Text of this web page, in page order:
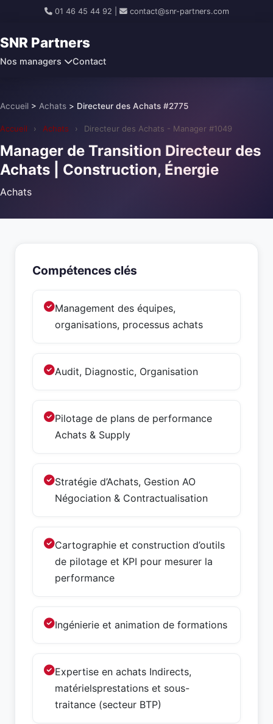
01 46 45 44 92 contact@snr-partners.com
SNR Partners
Nos managers Contact
Accueil > Achats > Directeur des Achats #2775
Accueil › Achats › Directeur des Achats - Manager #1049
Manager de Transition Directeur des
Achats | Construction, Énergie
Achats
Compétences clés
Management des équipes,
organisations, processus achats
Audit, Diagnostic, Organisation
Pilotage de plans de performance
Achats & Supply
Stratégie d’Achats, Gestion AO
Négociation & Contractualisation
Cartographie et construction d’outils
de pilotage et KPI pour mesurer la
performance
Ingénierie et animation de formations
Expertise en achats Indirects,
matérielsprestations et sous-
traitance (secteur BTP)